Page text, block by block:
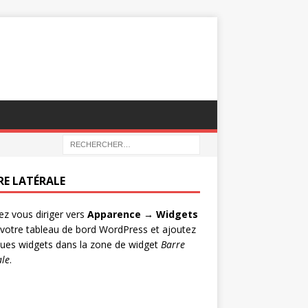
LATÉRALE
vous diriger vers Apparence → Widgets
tableau de bord WordPress et ajoutez
widgets dans la zone de widget Barre
.